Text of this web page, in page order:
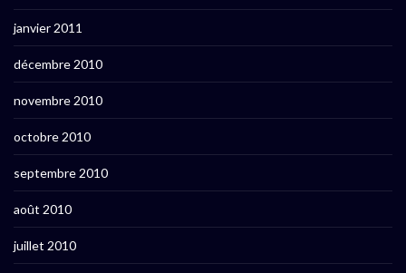
janvier 2011
décembre 2010
novembre 2010
octobre 2010
septembre 2010
août 2010
juillet 2010